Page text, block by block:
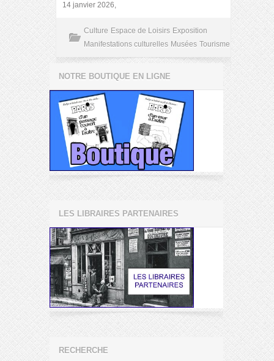
14 janvier 2026,
Culture Espace de Loisirs Exposition
Manifestations culturelles Musées Tourisme
NOTRE BOUTIQUE EN LIGNE
LES LIBRAIRES PARTENAIRES
RECHERCHE